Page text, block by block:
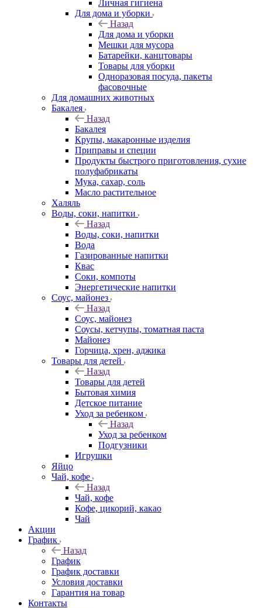
Личная гигиена
Для дома и уборки
Назад
Для дома и уборки
Мешки для мусора
Батарейки, канцтовары
Товары для уборки
Одноразовая посуда, пакеты
фасовочные
Для домашних животных
Бакалея
Назад
Бакалея
Крупы, макаронные изделия
Приправы и специи
Продукты быстрого приготовления, сухие
полуфабрикаты
Мука, сахар, соль
Масло растительное
Халяль
Воды, соки, напитки
Назад
Воды, соки, напитки
Вода
Газированные напитки
Квас
Соки, компоты
Энергетические напитки
Соус, майонез
Назад
Соус, майонез
Соусы, кетчупы, томатная паста
Майонез
Горчица, хрен, аджика
Товары для детей
Назад
Товары для детей
Бытовая химия
Детское питание
Уход за ребенком
Назад
Уход за ребенком
Подгузники
Игрушки
Яйцо
Чай, кофе
Назад
Чай, кофе
Кофе, цикорий, какао
Чай
Акции
График
Назад
График
График доставки
Условия доставки
Гарантия на товар
Контакты